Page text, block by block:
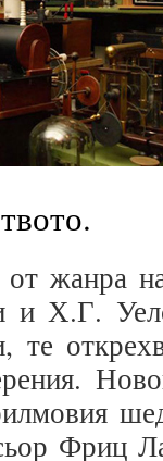
жанра
Х.Г.
те
Фриц